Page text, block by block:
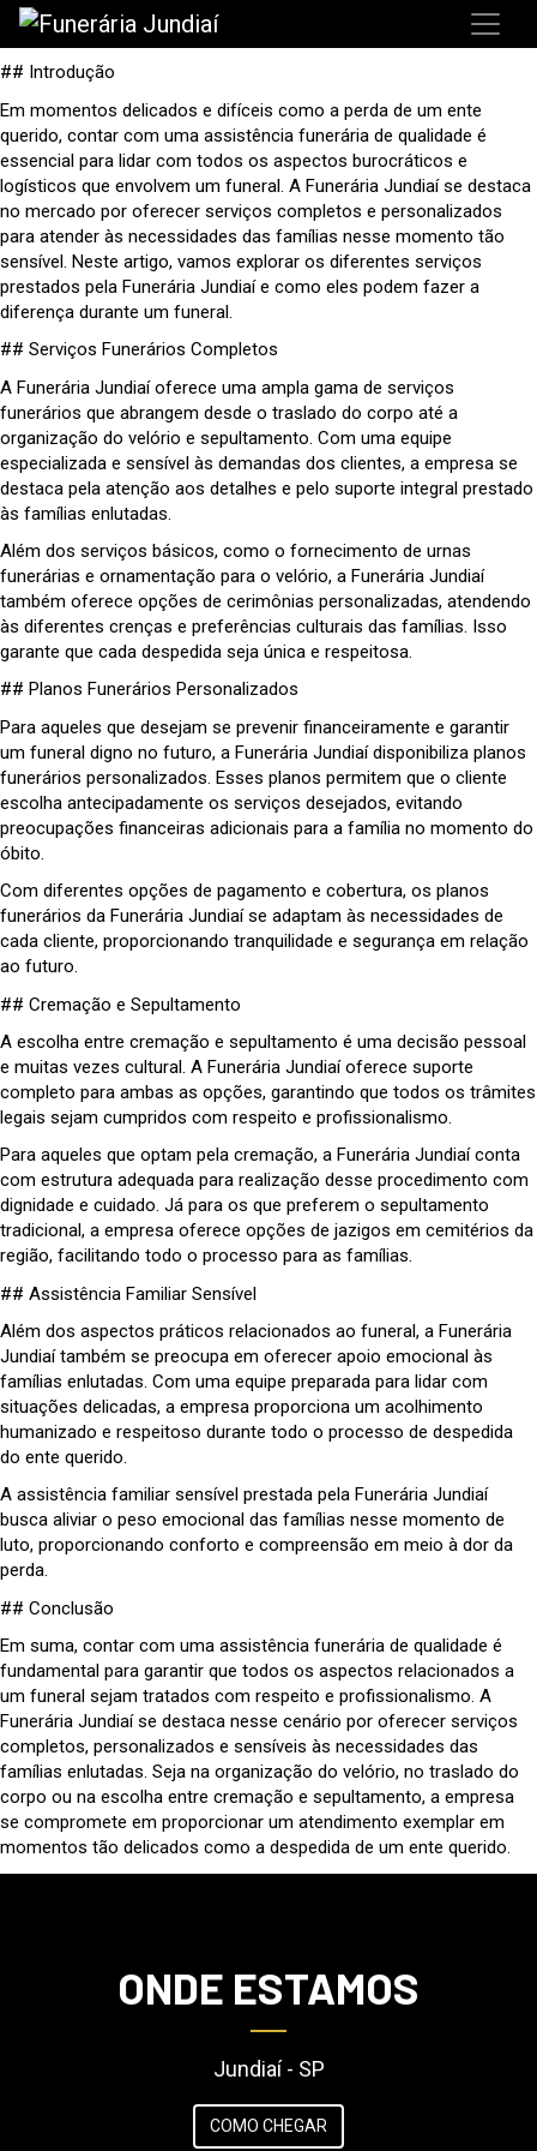
## Introdução
Em momentos delicados e difíceis como a perda de um ente
querido, contar com uma assistência funerária de qualidade é
essencial para lidar com todos os aspectos burocráticos e
logísticos que envolvem um funeral. A Funerária Jundiaí se destaca
no mercado por oferecer serviços completos e personalizados
para atender às necessidades das famílias nesse momento tão
sensível. Neste artigo, vamos explorar os diferentes serviços
prestados pela Funerária Jundiaí e como eles podem fazer a
diferença durante um funeral.
## Serviços Funerários Completos
A Funerária Jundiaí oferece uma ampla gama de serviços
funerários que abrangem desde o traslado do corpo até a
organização do velório e sepultamento. Com uma equipe
especializada e sensível às demandas dos clientes, a empresa se
destaca pela atenção aos detalhes e pelo suporte integral prestado
às famílias enlutadas.
Além dos serviços básicos, como o fornecimento de urnas
funerárias e ornamentação para o velório, a Funerária Jundiaí
também oferece opções de cerimônias personalizadas, atendendo
às diferentes crenças e preferências culturais das famílias. Isso
garante que cada despedida seja única e respeitosa.
## Planos Funerários Personalizados
Para aqueles que desejam se prevenir financeiramente e garantir
um funeral digno no futuro, a Funerária Jundiaí disponibiliza planos
funerários personalizados. Esses planos permitem que o cliente
escolha antecipadamente os serviços desejados, evitando
preocupações financeiras adicionais para a família no momento do
óbito.
Com diferentes opções de pagamento e cobertura, os planos
funerários da Funerária Jundiaí se adaptam às necessidades de
cada cliente, proporcionando tranquilidade e segurança em relação
ao futuro.
## Cremação e Sepultamento
A escolha entre cremação e sepultamento é uma decisão pessoal
e muitas vezes cultural. A Funerária Jundiaí oferece suporte
completo para ambas as opções, garantindo que todos os trâmites
legais sejam cumpridos com respeito e profissionalismo.
Para aqueles que optam pela cremação, a Funerária Jundiaí conta
com estrutura adequada para realização desse procedimento com
dignidade e cuidado. Já para os que preferem o sepultamento
tradicional, a empresa oferece opções de jazigos em cemitérios da
região, facilitando todo o processo para as famílias.
## Assistência Familiar Sensível
Além dos aspectos práticos relacionados ao funeral, a Funerária
Jundiaí também se preocupa em oferecer apoio emocional às
famílias enlutadas. Com uma equipe preparada para lidar com
situações delicadas, a empresa proporciona um acolhimento
humanizado e respeitoso durante todo o processo de despedida
do ente querido.
A assistência familiar sensível prestada pela Funerária Jundiaí
busca aliviar o peso emocional das famílias nesse momento de
luto, proporcionando conforto e compreensão em meio à dor da
perda.
## Conclusão
Em suma, contar com uma assistência funerária de qualidade é
fundamental para garantir que todos os aspectos relacionados a
um funeral sejam tratados com respeito e profissionalismo. A
Funerária Jundiaí se destaca nesse cenário por oferecer serviços
completos, personalizados e sensíveis às necessidades das
famílias enlutadas. Seja na organização do velório, no traslado do
corpo ou na escolha entre cremação e sepultamento, a empresa
se compromete em proporcionar um atendimento exemplar em
momentos tão delicados como a despedida de um ente querido.
ONDE ESTAMOS
Jundiaí - SP
COMO CHEGAR